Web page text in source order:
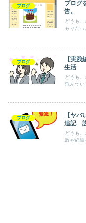
ブログ
ブログ
告。
どうも、
もりだ
ブログ
【実践
生活
どうも
飛んでい
ブログ
【ヤ
追記
どうも
敗や経験